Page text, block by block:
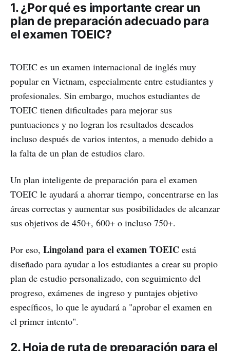
1. ¿Por qué es importante crear un
plan de preparación adecuado para
el examen TOEIC?
TOEIC es un examen internacional de inglés muy
popular en Vietnam, especialmente entre estudiantes y
profesionales. Sin embargo, muchos estudiantes de
TOEIC tienen dificultades para mejorar sus
puntuaciones y no logran los resultados deseados
incluso después de varios intentos, a menudo debido a
la falta de un plan de estudios claro.
Un plan inteligente de preparación para el examen
TOEIC le ayudará a ahorrar tiempo, concentrarse en las
áreas correctas y aumentar sus posibilidades de alcanzar
sus objetivos de 450+, 600+ o incluso 750+.
Por eso, Lingoland para el examen TOEIC está
diseñado para ayudar a los estudiantes a crear su propio
plan de estudio personalizado, con seguimiento del
progreso, exámenes de ingreso y puntajes objetivo
específicos, lo que le ayudará a "aprobar el examen en
el primer intento".
2. Hoja de ruta de preparación para el